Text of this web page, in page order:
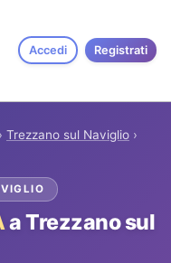
Accedi Registrati
› Trezzano sul Naviglio ›
a Trezzano sul